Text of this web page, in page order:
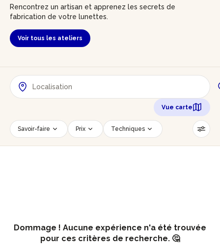
Rencontrez un artisan et apprenez les secrets de
fabrication de votre lunettes.
Voir tous les ateliers
Vue carte
Savoir-faire Prix Techniques
Date Créneau horaire
Dommage ! Aucune expérience n'a été trouvée
pour ces critères de recherche. 🤔